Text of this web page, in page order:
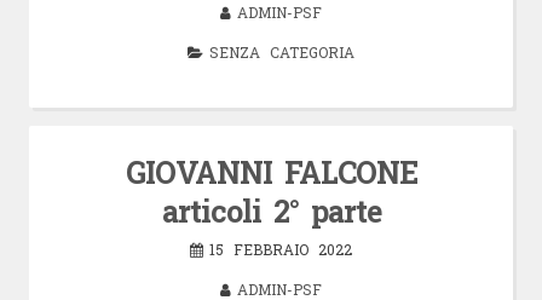
ADMIN-PSF
SENZA CATEGORIA
GIOVANNI FALCONE
articoli 2° parte
15 FEBBRAIO 2022
ADMIN-PSF